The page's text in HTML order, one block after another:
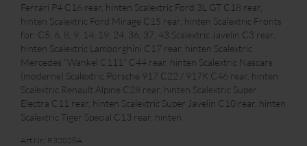
Ferrari P4 C16 rear, hinten Scalextric Ford 3L GT C18 rear,
hinten Scalextric Ford Mirage C15 rear, hinten Scalextric Fronts
for: C5, 6, 8, 9, 14, 19, 24, 36, 37, 43 Scalextric Javelin C3 rear,
hinten Scalextric Lamborghini C17 rear, hinten Scalextric
Mercedes “Wankel C111” C44 rear, hinten Scalextric Nascars
(moderne) Scalextric Porsche 917 C22 / 917K C46 rear, hinten
Scalextric Renault Alpine C28 rear, hinten Scalextric Super
Electra C11 rear, hinten Scalextric Super Javelin C10 rear, hinten
Scalextric Tiger Special C13 rear, hinten
Art.Nr.: R32028A